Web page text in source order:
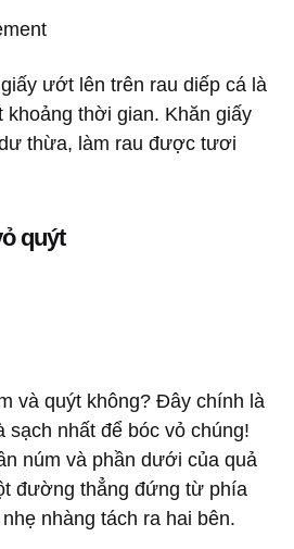
ướt lên trên rau diếp cá là
khoảng thời gian. Khăn giấy
thừa, làm rau được tươi
quýt
và quýt không? Đây chính là
sạch nhất để bóc vỏ chúng!
núm và phần dưới của quả
đường thẳng đứng từ phía
nhàng tách ra hai bên.